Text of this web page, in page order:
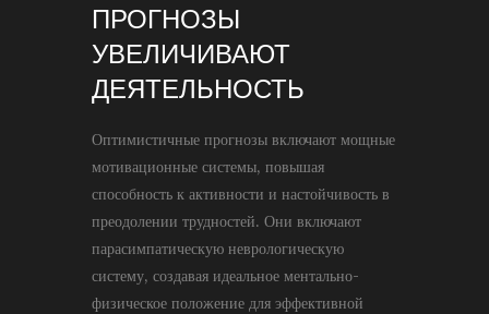
ПРОГНОЗЫ
УВЕЛИЧИВАЮТ
ДЕЯТЕЛЬНОСТЬ
Оптимистичные прогнозы включают мощные
мотивационные системы, повышая
способность к активности и настойчивость в
преодолении трудностей. Они включают
парасимпатическую неврологическую
систему, создавая идеальное ментально-
физическое положение для эффективной